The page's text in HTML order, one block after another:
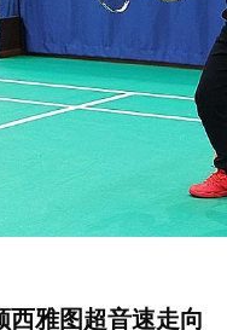
西雅图超音速走向